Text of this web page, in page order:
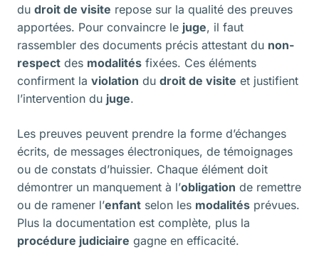
du droit de visite repose sur la qualité des preuves
apportées. Pour convaincre le juge, il faut
rassembler des documents précis attestant du non-
respect des modalités fixées. Ces éléments
confirment la violation du droit de visite et justifient
l’intervention du juge.
Les preuves peuvent prendre la forme d’échanges
écrits, de messages électroniques, de témoignages
ou de constats d’huissier. Chaque élément doit
démontrer un manquement à l’obligation de remettre
ou de ramener l’enfant selon les modalités prévues.
Plus la documentation est complète, plus la
procédure judiciaire gagne en efficacité.